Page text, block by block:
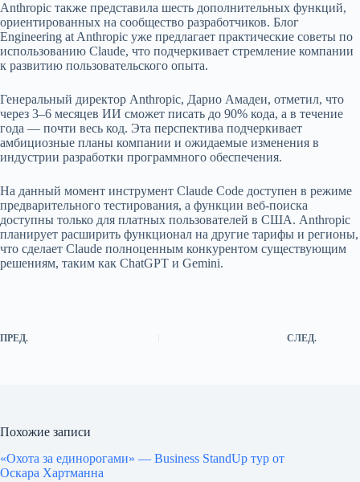
Anthropic также представила шесть дополнительных функций,
ориентированных на сообщество разработчиков. Блог
Engineering at Anthropic уже предлагает практические советы по
использованию Claude, что подчеркивает стремление компании
к развитию пользовательского опыта.
Генеральный директор Anthropic, Дарио Амадеи, отметил, что
через 3–6 месяцев ИИ сможет писать до 90% кода, а в течение
года — почти весь код. Эта перспектива подчеркивает
амбициозные планы компании и ожидаемые изменения в
индустрии разработки программного обеспечения.
На данный момент инструмент Claude Code доступен в режиме
предварительного тестирования, а функции веб-поиска
доступны только для платных пользователей в США. Anthropic
планирует расширить функционал на другие тарифы и регионы,
что сделает Claude полноценным конкурентом существующим
решениям, таким как ChatGPT и Gemini.
ПРЕД. СЛЕД.
Похожие записи
«Охота за единорогами» — Business StandUp тур от
Оскара Хартманна